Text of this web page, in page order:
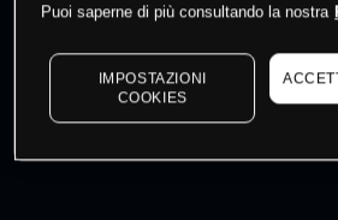
I prezzi sono solo indicativi. Accedi
dati di mercato
to see
Puoi saperne di più consultando la nostra
IMPOSTAZIONI
COOKIES